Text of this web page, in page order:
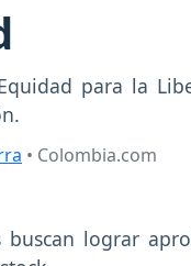
para la
• Colombia.com